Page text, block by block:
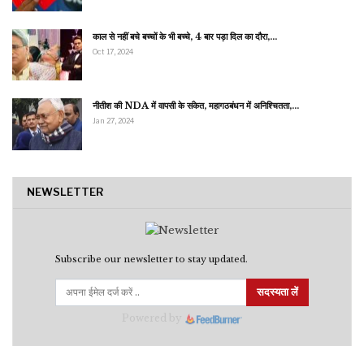
काल से नहीं बचे बच्चों के भी बच्चे, 4 बार पड़ा दिल का दौरा,…
Oct 17, 2024
नीतीश की NDA में वापसी के संकेत, महागठबंधन में अनिश्चितता,…
Jan 27, 2024
NEWSLETTER
Subscribe our newsletter to stay updated.
सदस्यता लें